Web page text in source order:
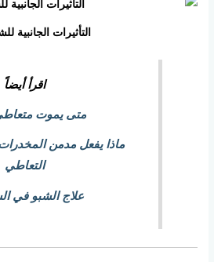
التأثيرات الجانبية
اقرأ أيضاً
متى يموت
ماذا يفعل مدمن
التعاطي
علاج الشبو في